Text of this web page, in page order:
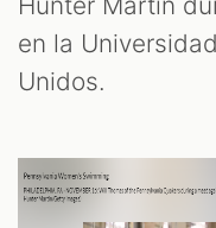
en la
Unidos.